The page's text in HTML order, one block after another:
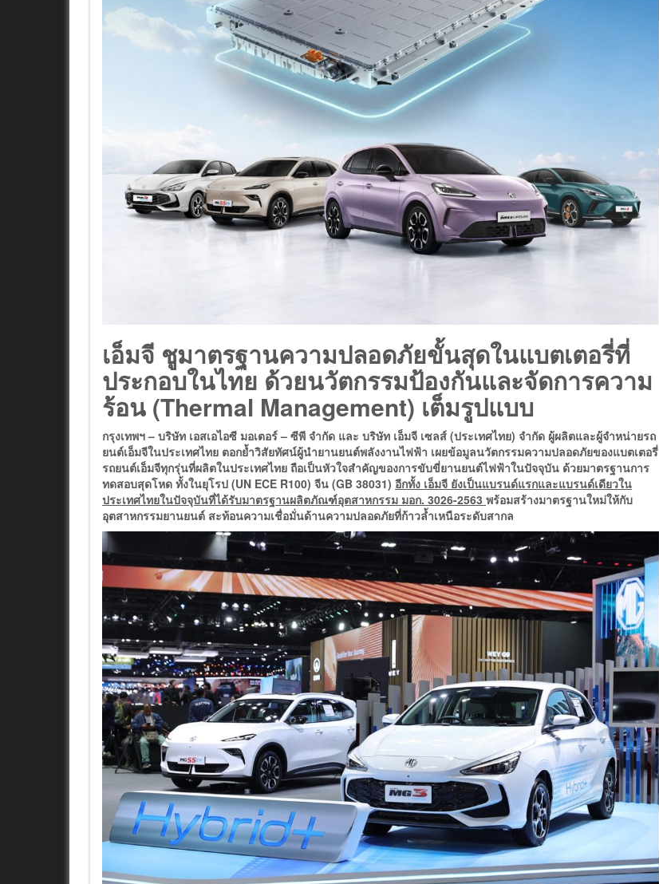
เอ็มจี ชูมาตรฐานความปลอดภัยขั้นสุดในแบตเตอรี่ที่
ประกอบในไทย ด้วยนวัตกรรมป้องกันและจัดการความ
ร้อน (Thermal Management) เต็มรูปแบบ
กรุงเทพฯ – บริษัท เอสเอไอซี มอเตอร์ – ซีพี จำกัด และ บริษัท เอ็มจี เซลส์ (ประเทศไทย) จำกัด ผู้ผลิตและผู้จำหน่ายรถ
ยนต์เอ็มจีในประเทศไทย ตอกย้ำวิสัยทัศน์ผู้นำยานยนต์พลังงานไฟฟ้า เผยข้อมูลนวัตกรรมความปลอดภัยของแบตเตอรี่
รถยนต์เอ็มจีทุกรุ่นที่ผลิตในประเทศไทย ถือเป็นหัวใจสำคัญของการขับขี่ยานยนต์ไฟฟ้าในปัจจุบัน ด้วยมาตรฐานการ
ทดสอบสุดโหด ทั้งในยุโรป (UN ECE R100) จีน (GB 38031) อีกทั้ง เอ็มจี ยังเป็นแบรนด์แรกและแบรนด์เดียวใน
ประเทศไทยในปัจจุบันที่ได้รับมาตรฐานผลิตภัณฑ์อุตสาหกรรม มอก. 3026-2563 พร้อมสร้างมาตรฐานใหม่ให้กับ
อุตสาหกรรมยานยนต์ สะท้อนความเชื่อมั่นด้านความปลอดภัยที่ก้าวล้ำเหนือระดับสากล